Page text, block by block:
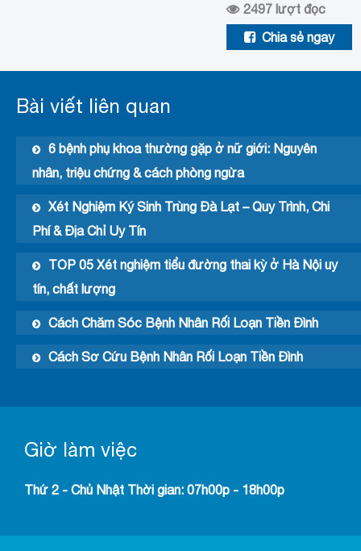
2497lượt đọc
Chia sẻ ngay
Bài viết liên quan
6 bệnh phụ khoa thường gặp ở nữ giới: Nguyên
nhân, triệu chứng & cách phòng ngừa
Xét Nghiệm Ký Sinh Trùng Đà Lạt – Quy Trình, Chi
Phí & Địa Chỉ Uy Tín
TOP 05 Xét nghiệm tiểu đường thai kỳ ở Hà Nội uy
tín, chất lượng
Cách Chăm Sóc Bệnh Nhân Rối Loạn Tiền Đình
Cách Sơ Cứu Bệnh Nhân Rối Loạn Tiền Đình
Giờ làm việc
Thứ 2 - Chủ Nhật Thời gian: 07h00p - 18h00p